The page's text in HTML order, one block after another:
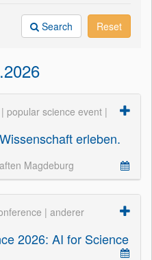
Search Reset
popular science event |
erleben.
Magdeburg
| anderer
2026: AI for Science